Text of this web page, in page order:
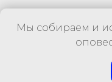
Мы собираем и